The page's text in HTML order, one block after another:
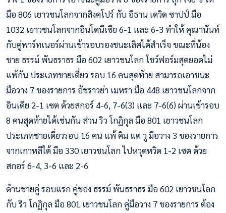
มือ 806 เยาวชนโลกจากสิงคโปร์ กับ อีธาน เดวิด ซาปป์ มือ
1032 เยาวชนโลกจากอินโดนีเซีย 6-1 และ 6-3 ทำให้ คุณานันท์
กับคู่พาร์ทเนอร์ผ่านเข้ารอบรองชนะเลิศได้สำเร็จ ขณะที่น้อง
ชาย ธรรม์ พันธราธร มือ 602 เยาวชนโลก โชว์ฟอร์มสุดยอดไม่
แพ้กัน ประเภทชายเดี่ยว รอบ 16 คนสุดท้าย สามารถเอาชนะ
มือวาง 7 ของรายการ อัชราวย่า เมหรา มือ 448 เยาวชนโลกจาก
อินเดีย 2-1 เซต ด้วยสกอร์ 4-6, 7-6(3) และ 7-6(6) ผ่านเข้ารอบ
8 คนสุดท้ายได้เช่นกัน ส่วน ริว โกฏิกุล มือ 801 เยาวชนโลก
ประเภทชายเดี่ยวรอบ 16 คน แพ้ คิม แต วู มือวาง 3 ของรายการ
จากเกาหลีใต้ มือ 330 เยาวชนโลก ไปหวุดหวิด 1-2 เซต ด้วย
สกอร์ 6-4, 3-6 และ 2-6
ด้านชายคู่ รอบแรก คู่ของ ธรรม์ พันธราธร มือ 602 เยาวชนโลก
กับ ริว โกฏิกุล มือ 801 เยาวชนโลก คู่มือวาง 7 ของรายการ ต้อง